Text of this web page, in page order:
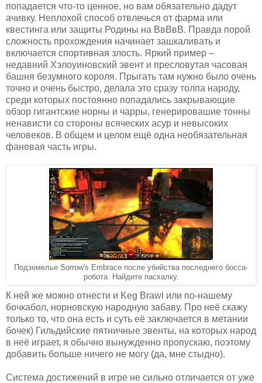
попадается что-то ценное, но вам обязательно дадут
ачивку. Неплохой способ отвлечься от фарма или
квестинга или защиты Родины на ВвВвВ. Правда порой
сложность прохождения начинает зашкаливать и
включается спортивная злость. Яркий пример –
недавний Хэлоуиновский эвент и пресловутая часовая
башня безумного короля. Прыгать там нужно было очень
точно и очень быстро, делала это сразу толпа народу,
среди которых постоянно попадались закрывающие
обзор гигантские норны и чарры, генерировашие тонны
ненависти со стороны всяческих асур и невысоких
человеков. В общем и целом ещё одна необязательная
фановая часть игры.
Подземелье Sorrow's Embrace после убийства последнего босса-
робота. Найдите пасхалку.
К ней же можно отнести и Keg Brawl или по-нашему
бочкабол, норновскую народную забаву. Про неё скажу
только то, что она есть и суть её заключается в метании
бочек) Гильдийские пятничные эвенты, на которых народ
в неё играет, я обычно вынужденно пропускаю, поэтому
добавить больше ничего не могу (да, мне стыдно).
Система достижений в игре не сильно отличается от уже